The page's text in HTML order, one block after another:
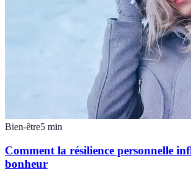
Bien-être5 min
Comment la résilience personnelle
bonheur